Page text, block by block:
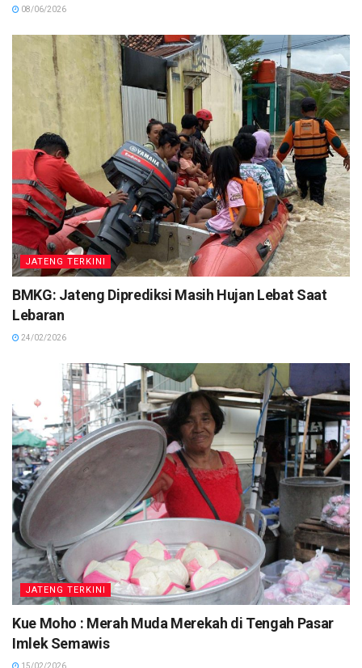
08/06/2026
JATENG TERKINI
BMKG: Jateng Diprediksi Masih Hujan Lebat Saat
Lebaran
24/02/2026
JATENG TERKINI
Kue Moho : Merah Muda Merekah di Tengah Pasar
Imlek Semawis
15/02/2026